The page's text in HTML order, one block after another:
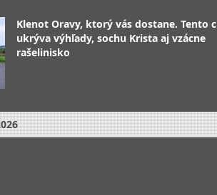
Klenot Oravy, ktorý vás dostane. Tento
ukrýva výhľady, sochu Krista aj vzácne
rašelinisko